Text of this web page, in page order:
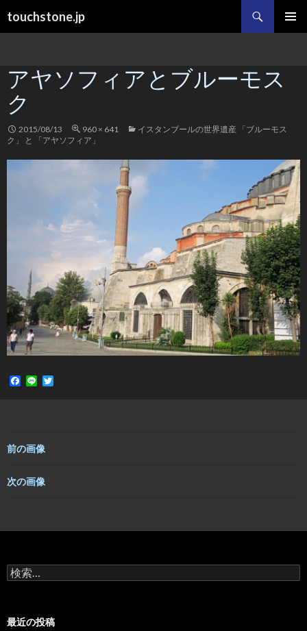
touchstone.jp
索
ン
ツ
へ
ス
キ
ッ
プ
アヤソフィアとブルーモス
ク
2015/08/13 960 × 641
イスタンブールの世界遺産 「ブルーモス
ク」 と 「アヤソフィア」
F
o
k
前の画像
次の画像
検
索:
最近の投稿